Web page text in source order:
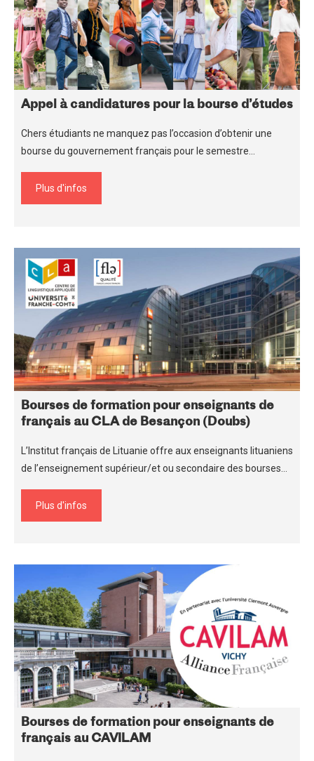
Appel à candidatures pour la bourse d’études
Chers étudiants ne manquez pas l’occasion d’obtenir une
bourse du gouvernement français pour le semestre…
Plus d'infos
Bourses de formation pour enseignants de
français au CLA de Besançon (Doubs)
L’Institut français de Lituanie offre aux enseignants lituaniens
de l’enseignement supérieur/et ou secondaire des bourses…
Plus d'infos
Bourses de formation pour enseignants de
français au CAVILAM